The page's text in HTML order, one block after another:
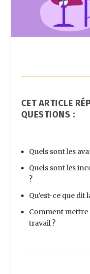
CET ARTICLE
QUESTIONS :
Quels sont les
Quels sont les
?
Qu’est-ce que dit
Comment mettre
travail ?